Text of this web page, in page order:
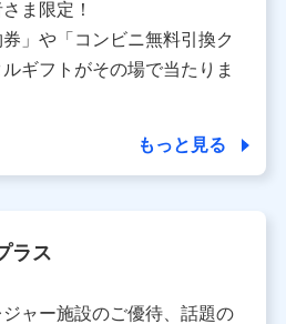
取締役社長 前田 義晃
町2-14-10 アーバンネット日
る行動原則を順守します 。
シュボードの「第三者提供の
わらず、共同利用する場合があ
ま限定！
」や「コンビニ無料引換ク
ギフトがその場で当たりま
もっと見る
ラス
ャー施設のご優待、話題の